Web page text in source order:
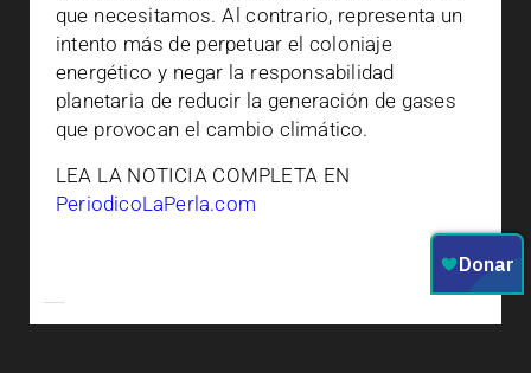
que necesitamos. Al contrario, representa un
intento más de perpetuar el coloniaje
energético y negar la responsabilidad
planetaria de reducir la generación de gases
que provocan el cambio climático.
LEA LA NOTICIA COMPLETA EN
PeriodicoLaPerla.com